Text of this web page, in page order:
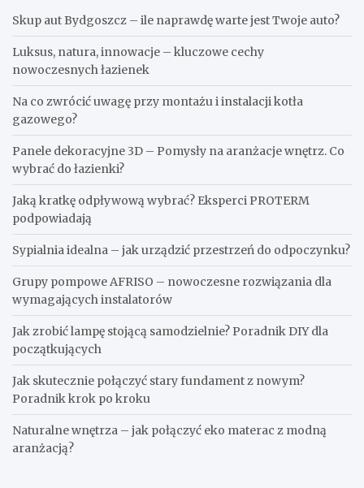
Skup aut Bydgoszcz – ile naprawdę warte jest Twoje auto?
Luksus, natura, innowacje – kluczowe cechy
nowoczesnych łazienek
Na co zwrócić uwagę przy montażu i instalacji kotła
gazowego?
Panele dekoracyjne 3D – Pomysły na aranżacje wnętrz. Co
wybrać do łazienki?
Jaką kratkę odpływową wybrać? Eksperci PROTERM
podpowiadają
Sypialnia idealna – jak urządzić przestrzeń do odpoczynku?
Grupy pompowe AFRISO – nowoczesne rozwiązania dla
wymagających instalatorów
Jak zrobić lampę stojącą samodzielnie? Poradnik DIY dla
początkujących
Jak skutecznie połączyć stary fundament z nowym?
Poradnik krok po kroku
Naturalne wnętrza – jak połączyć eko materac z modną
aranżacją?